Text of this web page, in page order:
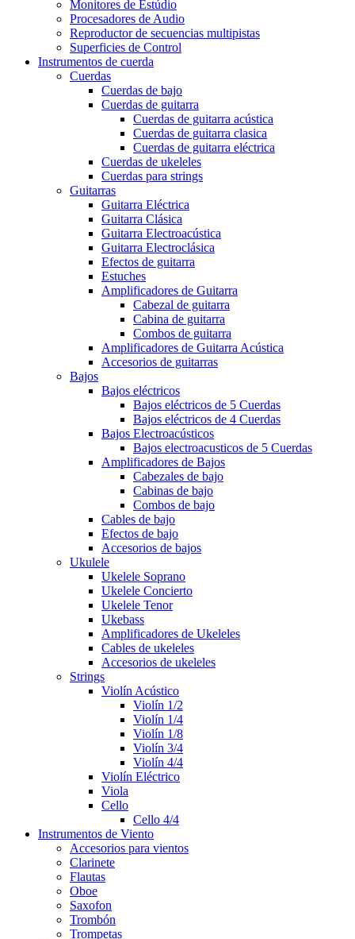
Monitores de Estúdio
Procesadores de Audio
Reproductor de secuencias multipistas
Superficies de Control
Instrumentos de cuerda
Cuerdas
Cuerdas de bajo
Cuerdas de guitarra
Cuerdas de guitarra acústica
Cuerdas de guitarra clasica
Cuerdas de guitarra eléctrica
Cuerdas de ukeleles
Cuerdas para strings
Guitarras
Guitarra Eléctrica
Guitarra Clásica
Guitarra Electroacústica
Guitarra Electroclásica
Efectos de guitarra
Estuches
Amplificadores de Guitarra
Cabezal de guitarra
Cabina de guitarra
Combos de guitarra
Amplificadores de Guitarra Acústica
Accesorios de guitarras
Bajos
Bajos eléctricos
Bajos eléctricos de 5 Cuerdas
Bajos eléctricos de 4 Cuerdas
Bajos Electroacústicos
Bajos electroacusticos de 5 Cuerdas
Amplificadores de Bajos
Cabezales de bajo
Cabinas de bajo
Combos de bajo
Cables de bajo
Efectos de bajo
Accesorios de bajos
Ukulele
Ukelele Soprano
Ukelele Concierto
Ukelele Tenor
Ukebass
Amplificadores de Ukeleles
Cables de ukeleles
Accesorios de ukeleles
Strings
Violín Acústico
Violín 1/2
Violín 1/4
Violín 1/8
Violín 3/4
Violín 4/4
Violín Eléctrico
Viola
Cello
Cello 4/4
Instrumentos de Viento
Accesorios para vientos
Clarinete
Flautas
Oboe
Saxofon
Trombón
Trompetas